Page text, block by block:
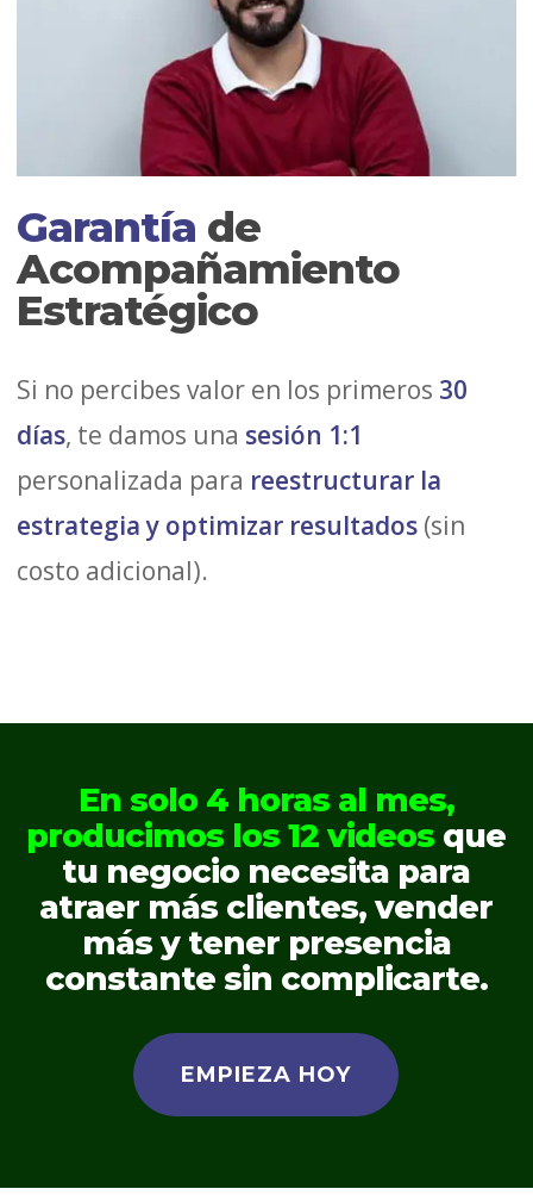
Garantía de
Acompañamiento
Estratégico
Si no percibes valor en los primeros 30
días, te damos una sesión 1:1
personalizada para reestructurar la
estrategia y optimizar resultados(sin
costo adicional).
En solo 4 horas al mes,
producimos los 12 videosque
tu negocio necesita para
atraer más clientes, vender
más y tener presencia
constante sin complicarte.
EMPIEZA HOY